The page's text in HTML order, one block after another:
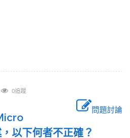
0追蹤
問題討論
以下何者不正確？